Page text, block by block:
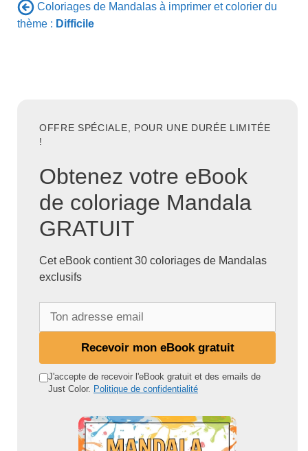
Coloriages de Mandalas à imprimer et colorier du
thème : Difficile
OFFRE SPÉCIALE, POUR UNE DURÉE LIMITÉE
!
Obtenez votre eBook
de coloriage Mandala
GRATUIT
Cet eBook contient 30 coloriages de Mandalas
exclusifs
d
Recevoir mon eBook gratuit
J'accepte de recevoir l'eBook gratuit et des emails de
Just Color. Politique de confidentialité